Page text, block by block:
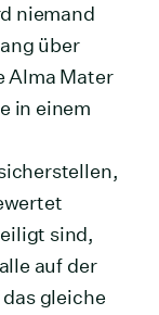
niemand
über
Alma Mater
in einem
sind,
auf der
gleiche